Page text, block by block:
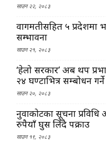
साउन २२, २०८३
वागमतीसहित ५ प्रदेशमा
सम्भावना
साउन २१, २०८३
‘हेलो सरकार’ अब थप
२४ घण्टाभित्र सम्बोधन
साउन २०, २०८३
नुवाकोटका सूचना
रुपैयाँ घुस लिँदै पक्राउ
साउन १९, २०८३